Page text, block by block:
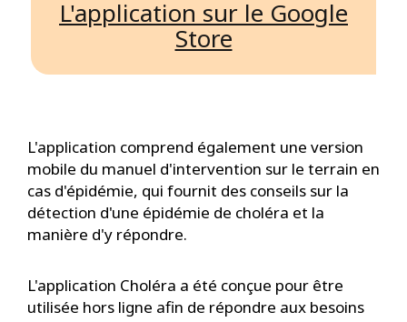
L'application sur le Google
Store
L'application comprend également une version
mobile du manuel d'intervention sur le terrain en
cas d'épidémie, qui fournit des conseils sur la
détection d'une épidémie de choléra et la
manière d'y répondre.
L'application Choléra a été conçue pour être
utilisée hors ligne afin de répondre aux besoins